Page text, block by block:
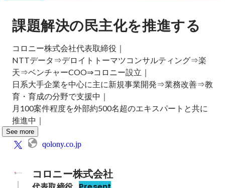
課題解決の民主化を推進する
コロニー株式会社代表取締役｜
NTTデータ⇒デロイトトーマツコンサルティング⇒楽
天⇒ベンチャーCOO⇒コロニー設立｜
日系大手企業を中心に主に新規事業開発⇒業務改善⇒教
育・育成の分野で支援中｜
月100案件程度を外部約500名超のエキスパートと共に
推進中｜
See more
qolony.co.jp
コロニー株式会社